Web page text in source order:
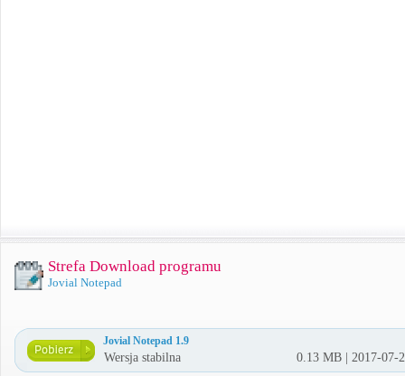
Strefa Download programu
Jovial Notepad
Jovial Notepad 1.9
Wersja stabilna 0.13 MB | 2017-07-